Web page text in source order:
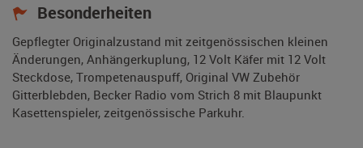
Besonderheiten
Gepflegter Originalzustand mit zeitgenössischen kleinen
Änderungen, Anhängerkuplung, 12 Volt Käfer mit 12 Volt
Steckdose, Trompetenauspuff, Original VW Zubehör
Gitterblebden, Becker Radio vom Strich 8 mit Blaupunkt
Kasettenspieler, zeitgenössische Parkuhr.